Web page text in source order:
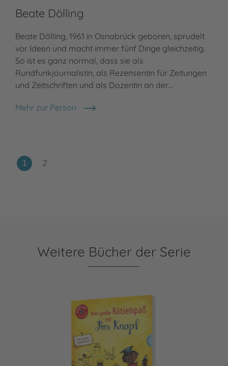
Beate Dölling
Beate Dölling, 1961 in Osnabrück geboren, sprudelt
vor Ideen und macht immer fünf Dinge gleichzeitig.
So ist es ganz normal, dass sie als
Rundfunkjournalistin, als Rezensentin für Zeitungen
und Zeitschriften und als Dozentin an der…
Mehr zur Person
Beate Dölling
Weitere Bücher der Serie